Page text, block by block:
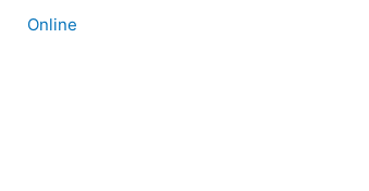
Online